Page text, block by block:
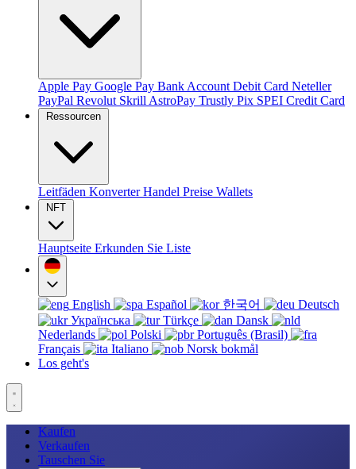
Apple Pay Google Pay Bank Account Debit Card Neteller
PayPal Revolut Skrill AstroPay Trustly Pix SPEI Credit Card
Ressourcen
Leitfäden KonverterHandel Preise Wallets
NFT
Hauptseite Erkunden Sie Liste
English Español 한국어
Deutsch
Українська
Türkçe
Dansk
Nederlands
Polski
Português (Brasil)
Français
Italiano
Norsk bokmål
Los geht's
Kaufen
Verkaufen
Tauschen Sie